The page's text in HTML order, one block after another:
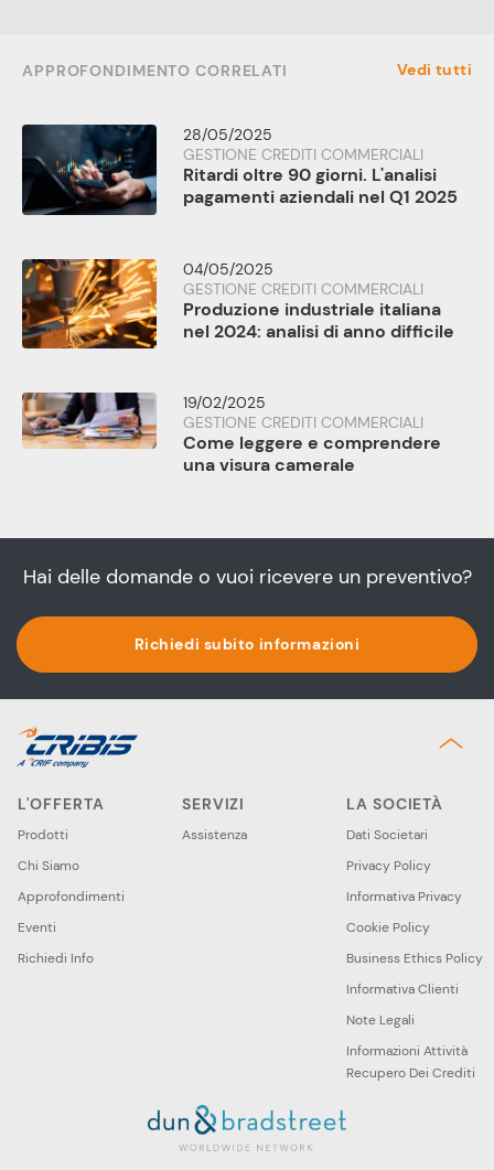
APPROFONDIMENTO CORRELATI Vedi tutti
28/05/2025
GESTIONE CREDITI COMMERCIALI
Ritardi oltre 90 giorni. L'analisi
pagamenti aziendali nel Q1 2025
04/05/2025
GESTIONE CREDITI COMMERCIALI
Produzione industriale italiana
nel 2024: analisi di anno difficile
19/02/2025
GESTIONE CREDITI COMMERCIALI
Come leggere e comprendere
una visura camerale
Hai delle domande o vuoi ricevere un preventivo?
Richiedi subito informazioni
L'OFFERTA
Prodotti
Chi Siamo
Approfondimenti
Eventi
Richiedi Info
SERVIZI
Assistenza
LA SOCIETÀ
Dati Societari
Privacy Policy
Informativa Privacy
Cookie Policy
Business Ethics Policy
Informativa Clienti
Note Legali
Informazioni Attività
Recupero Dei Crediti